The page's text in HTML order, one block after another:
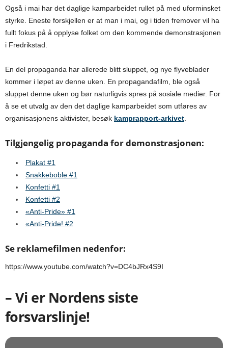
Også i mai har det daglige kamparbeidet rullet på med uforminsket
styrke. Eneste forskjellen er at man i mai, og i tiden fremover vil ha
fullt fokus på å opplyse folket om den kommende demonstrasjonen
i Fredrikstad.
En del propaganda har allerede blitt sluppet, og nye flyveblader
kommer i løpet av denne uken. En propagandafilm, ble også
sluppet denne uken og bør naturligvis spres på sosiale medier. For
å se et utvalg av den det daglige kamparbeidet som utføres av
organisasjonens aktivister, besøk kamprapport-arkivet
Tilgjengelig propaganda for demonstrasjonen:
Plakat #1
Snakkeboble #1
Konfetti #1
Konfetti #2
«Anti-Pride» #1
«Anti-Pride! #2
Se reklamefilmen nedenfor:
https://www.youtube.com/watch?v=DC4bJRx4S9I
– Vi er Nordens siste
forsvarslinje!